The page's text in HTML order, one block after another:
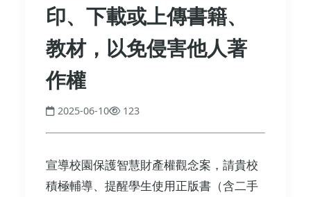
印、下載或上傳書籍、
教材，以免侵害他人著
作權
2025-06-10 123
宣導校園保護智慧財產權觀念案，請貴校
積極輔導、提醒學生使用正版書（含二手